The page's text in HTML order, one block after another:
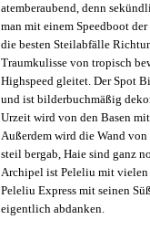
atemberaubend, denn
man mit einem Speedboot
die besten Steilabfälle
Traumkulisse von tropisch
Highspeed gleitet. Der Spot
und ist bilderbuchmäßig
Urzeit wird von den Basen
Außerdem wird die Wand von
steil bergab, Haie sind ganz
Archipel ist Peleliu mit vielen
Peleliu Express mit seinen
eigentlich abdanken.